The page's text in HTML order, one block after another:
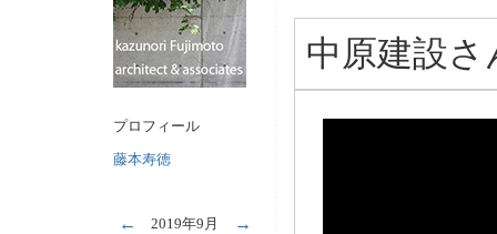
プロフィール
藤本寿徳
← 2019年9月 →
中原建設さ